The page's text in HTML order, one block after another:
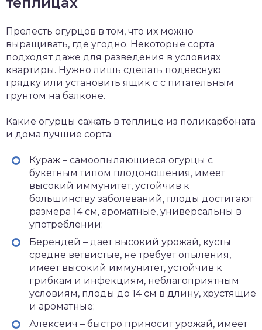
Прелесть огурцов в том, что их можно
выращивать, где угодно. Некоторые сорта
подходят даже для разведения в условиях
квартиры. Нужно лишь сделать подвесную
грядку или установить ящик с с питательным
грунтом на балконе.
Какие огурцы сажать в теплице из поликарбоната
и дома лучшие сорта:
Кураж – самоопыляющиеся огурцы с
букетным типом плодоношения, имеет
высокий иммунитет, устойчив к
большинству заболеваний, плоды достигают
размера 14 см, ароматные, универсальны в
употреблении;
Берендей – дает высокий урожай, кусты
средне ветвистые, не требует опыления,
имеет высокий иммунитет, устойчив к
грибкам и инфекциям, неблагоприятным
условиям, плоды до 14 см в длину, хрустящие
и ароматные;
Алексеич – быстро приносит урожай, имеет